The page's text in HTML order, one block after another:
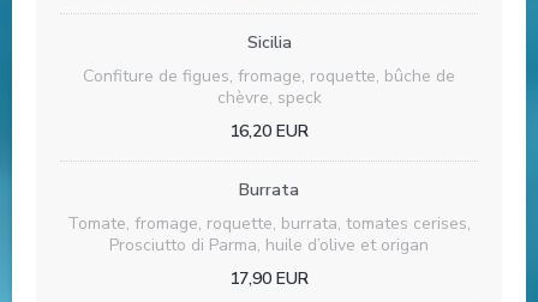
Sicilia
Confiture de figues, fromage, roquette, bûche de
chèvre, speck
16,20 EUR
Burrata
Tomate, fromage, roquette, burrata, tomates cerises,
Prosciutto di Parma, huile d’olive et origan
17,90 EUR